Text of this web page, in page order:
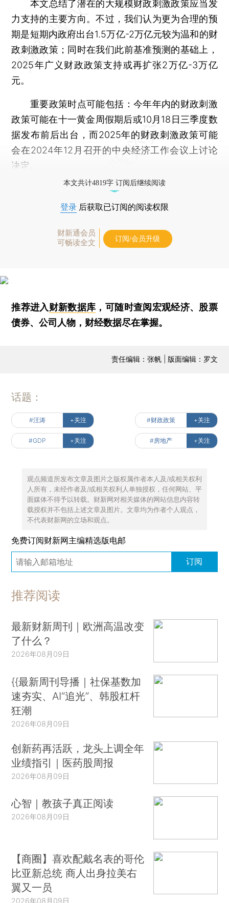
本文总结了潜在的大规模财政刺激政策应当发
力支持的主要方向。不过，我们认为更为合理的预
期是短期内政府出台1.5万亿-2万亿元较为温和的财
政刺激政策；同时在我们此前基准预测的基础上，
2025年广义财政政策支持或再扩张2万亿-3万亿
元。
重要政策时点可能包括：今年年内的财政刺激
政策可能在十一黄金周假期后或10月18日三季度数
据发布前后出台，而2025年的财政刺激政策可能
会在2024年12月召开的中央经济工作会议上讨论
决定。
本文共计4819字 订阅后继续阅读
登录 后获取已订阅的阅读权限
财新通会员
可畅读全文
订阅/会员升级
推荐进入财新数据库 ，可随时查阅宏观经济、股票
债券、公司人物，财经数据尽在掌握。
责任编辑：张帆 | 版面编辑：罗文
话题：
#汪涛 +关注 #财政政策 +关注
#GDP +关注 #房地产 +关注
观点频道所发布文章及图片之版权属作者本人及/或相关权利
人所有，未经作者及/或相关权利人单独授权，任何网站、平
面媒体不得予以转载。财新网对相关媒体的网站信息内容转
载授权并不包括上述文章及图片。文章均为作者个人观点，
不代表财新网的立场和观点。
免费订阅财新网主编精选版电邮
订阅
推荐阅读
最新财新周刊｜欧洲高温改变
了什么？
2026年08月09日
{{最新周刊导播｜社保基数加
速夯实、AI“追光”、韩股杠杆
狂潮
2026年08月09日
创新药再活跃，龙头上调全年
业绩指引｜医药股周报
2026年08月09日
心智｜教孩子真正阅读
2026年08月09日
【商圈】喜欢配戴名表的哥伦
比亚新总统 商人出身拉美右
翼又一员
2026年08月09日